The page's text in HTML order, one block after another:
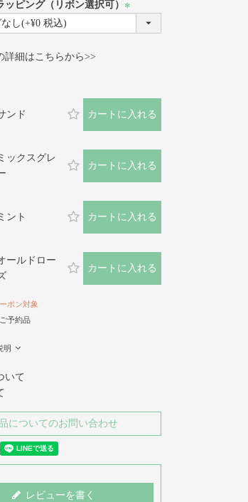
ッピング（リボン選択可）
詳細はこちらから>>
ンド カートに入れる
ックスグレ
カートに入れる
ント カートに入れる
ールドロー
カートに入れる
ポン対象
予約品
明
いて
についてのお問い合わせ
レビューを書く